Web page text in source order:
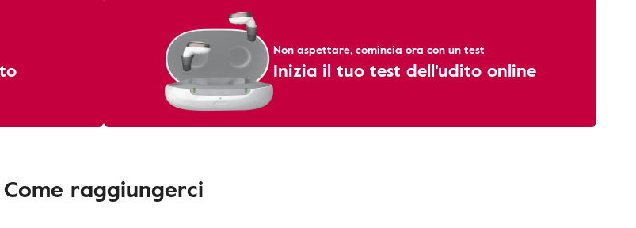
Non aspettare, comincia ora con un test
Inizia il tuo test dell'udito online
Come raggiungerci